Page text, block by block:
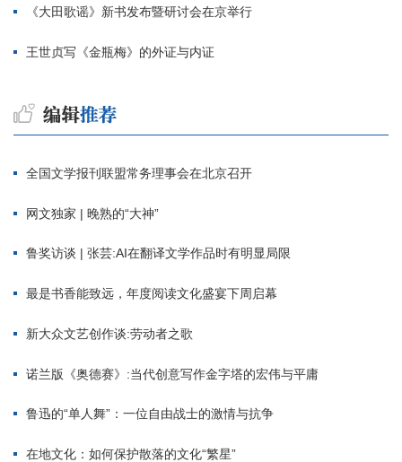
《大田歌谣》新书发布暨研讨会在京举行
王世贞写《金瓶梅》的外证与内证
全国文学报刊联盟常务理事会在北京召开
网文独家 | 晚熟的“大神”
鲁奖访谈 | 张芸:AI在翻译文学作品时有明显局限
最是书香能致远，年度阅读文化盛宴下周启幕
新大众文艺创作谈:劳动者之歌
诺兰版《奥德赛》:当代创意写作金字塔的宏伟与平庸
鲁迅的“单人舞”：一位自由战士的激情与抗争
在地文化：如何保护散落的文化“繁星”